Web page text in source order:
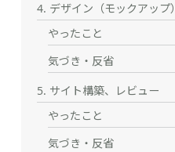
4. デザイン（モックアップ）
やったこと
気づき・反省
5. サイト構築、レビュー
やったこと
気づき・反省